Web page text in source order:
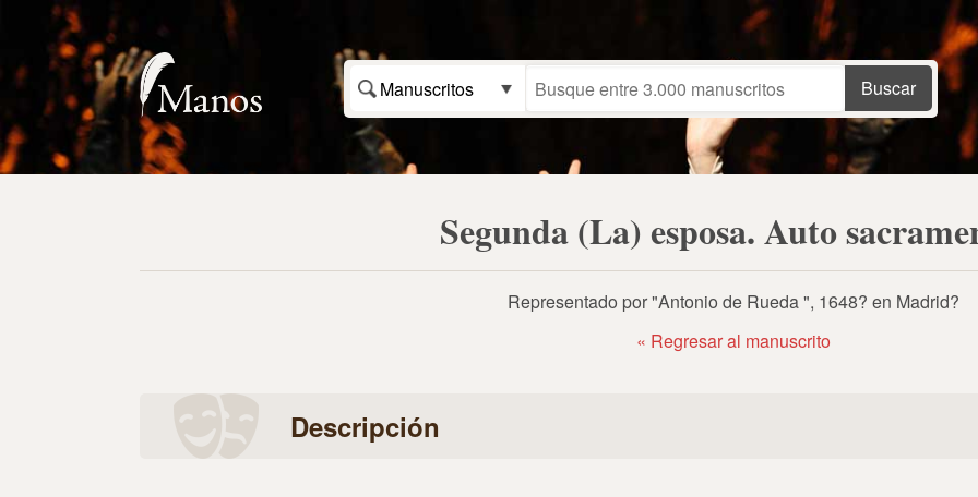
Manuscritos
Segunda (La) esposa. Auto
Representado por "Antonio de Rueda ", 1648? en Madrid?
« Regresar al manuscrito
Descripción